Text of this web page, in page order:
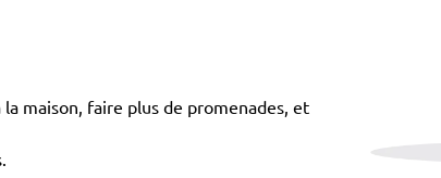
maison, faire plus de promenades, et